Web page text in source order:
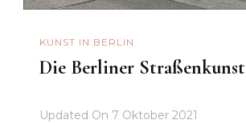
KUNST IN BERLIN
Die Berliner Straßenkunst
Updated On 7 Oktober 2021